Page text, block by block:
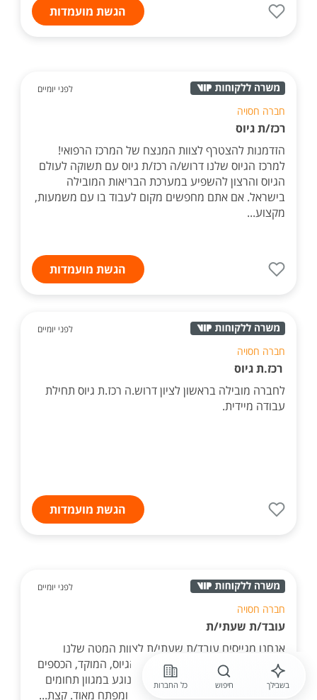
הגשת מועמדות
לפני יומיים
חברה חסויה
רכז/ת גיוס
הזדמנות להצטרף לצוות המנצח של המרכז הרפואי!
למרכז הגיוס שלנו דרוש/ה רכז/ת גיוס עם תשוקה לעולם
הגיוס והרצון להשפיע במערכת הבריאות המובילה
בישראל. אם אתם מחפשים מקום לעבוד בו עם משמעות,
מקצוע...
הגשת מועמדות
לפני יומיים
חברה חסויה
רכז.ת גיוס
לחברה מובילה בראשון לציון דרוש.ה רכז.ת גיוס תחילת
עבודה מיידית.
הגשת מועמדות
לפני יומיים
חברה חסויה
עובד/ת שעתי/ת
אנחנו מגייסים עובד/ת שעתי/ת לצוות המטה שלנו
שמנהל את תחום משאבי האנוש, הגיוס, המוקד, הכספים
והטכנולוגיה. התפקיד רוחבי ומגוון, נוגע במגוון תחומים
בפעילות המשרד, דורשני אך מלמד ומפתח מאוד. קצת...
בשבילך חיפוש כל החברות